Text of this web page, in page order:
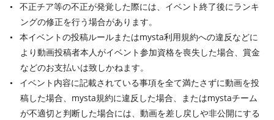
不正チア等の不正が発覚した際には、イベント終了後にランキ
ングの修正を行う場合があります。
本イベントの投稿ルールまたはmysta利用規約への違反などに
より動画投稿者本人がイベント参加資格を喪失した場合、賞金
などのお支払いは致しかねます。
イベント内容に記載されている事項を全て満たさずに動画を投
稿した場合、mysta規約に違反した場合、またはmystaチーム
が不適切と判断した場合には、動画を差し戻しや非公開にする